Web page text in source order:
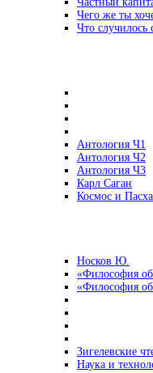
Чего же ты
Что случилось
Антология Ч1
Антология Ч2
Антология Ч3
Карл Саган
Космос и
Носков Ю.
«Философия
«Философия
Зигелевские
Наука и